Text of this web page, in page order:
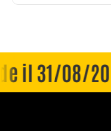
31/08/2026